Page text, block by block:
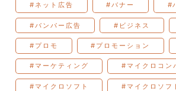
#ネット広告 #バナー #
#バンパー広告 #ビジネス
#プロモ #プロモーション
#マーケティング #マイクロコン
#マイクロソフト #マイクロソフ